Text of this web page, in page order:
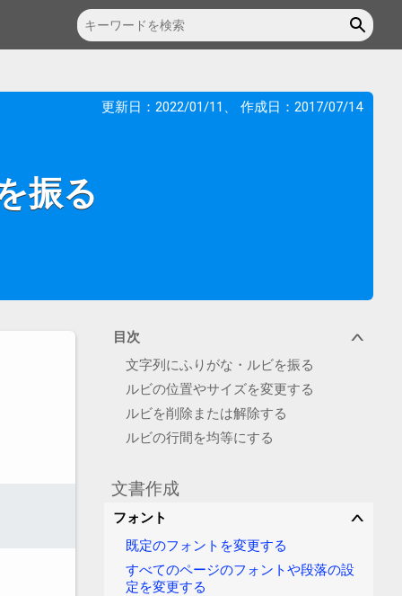
更新日： 2022/01/11 、 作成日： 2017/07/14
振る
∨
目次
文字列にふりがな・ルビを振る
ルビの位置やサイズを変更する
ルビを削除または解除する
ルビの行間を均等にする
文書作成
∨
フォント
既定のフォントを変更する
すべてのページのフォントや段落の設
定を変更する